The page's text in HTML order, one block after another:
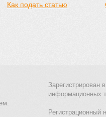
Как подать статью
Зарегистрирован
информационных